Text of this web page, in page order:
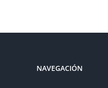
NAVEGACIÓN